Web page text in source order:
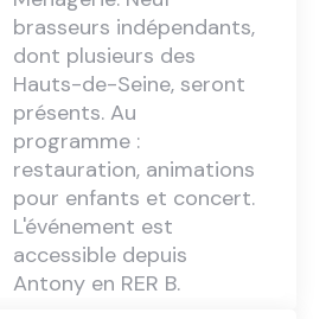
brasseurs indépendants,
dont plusieurs des
Hauts-de-Seine, seront
présents. Au
programme :
restauration, animations
pour enfants et concert.
L'événement est
accessible depuis
Antony en RER B.